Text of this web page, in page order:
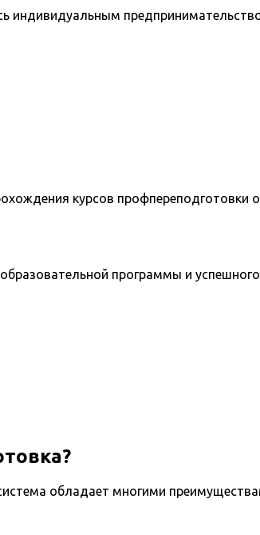
курсов профпереподготовки
программы и
обладает многими